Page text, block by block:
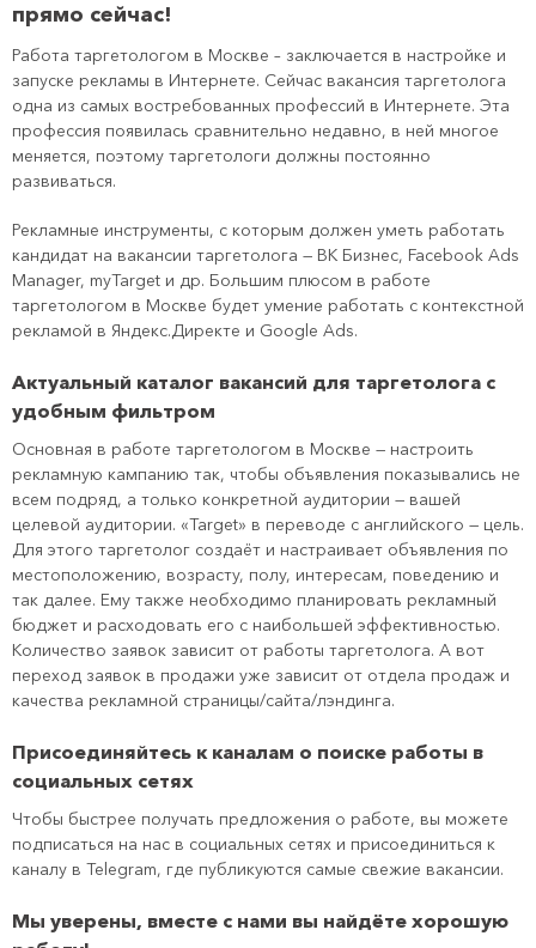
прямо сейчас!
Работа таргетологом в Москве – заключается в настройке и
запуске рекламы в Интернете. Сейчас вакансия таргетолога
одна из самых востребованных профессий в Интернете. Эта
профессия появилась сравнительно недавно, в ней многое
меняется, поэтому таргетологи должны постоянно
развиваться.
Рекламные инструменты, с которым должен уметь работать
кандидат на вакансии таргетолога — ВК Бизнес, Facebook Ads
Manager, myTarget и др. Большим плюсом в работе
таргетологом в Москве будет умение работать с контекстной
рекламой в Яндекс.Директе и Google Ads.
Актуальный каталог вакансий для таргетолога с
удобным фильтром
Основная в работе таргетологом в Москве — настроить
рекламную кампанию так, чтобы объявления показывались не
всем подряд, а только конкретной аудитории — вашей
целевой аудитории. «Target» в переводе с английского — цель.
Для этого таргетолог создаёт и настраивает объявления по
местоположению, возрасту, полу, интересам, поведению и
так далее. Ему также необходимо планировать рекламный
бюджет и расходовать его с наибольшей эффективностью.
Количество заявок зависит от работы таргетолога. А вот
переход заявок в продажи уже зависит от отдела продаж и
качества рекламной страницы/сайта/лэндинга.
Присоединяйтесь к каналам о поиске работы в
социальных сетях
Чтобы быстрее получать предложения о работе, вы можете
подписаться на нас в социальных сетях и присоединиться к
каналу в Telegram, где публикуются самые свежие вакансии.
Мы уверены, вместе с нами вы найдёте хорошую